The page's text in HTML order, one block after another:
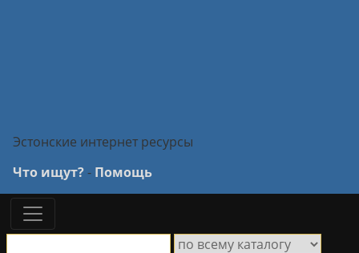
Эстонские интернет ресурсы
Что ищут?- Помощь